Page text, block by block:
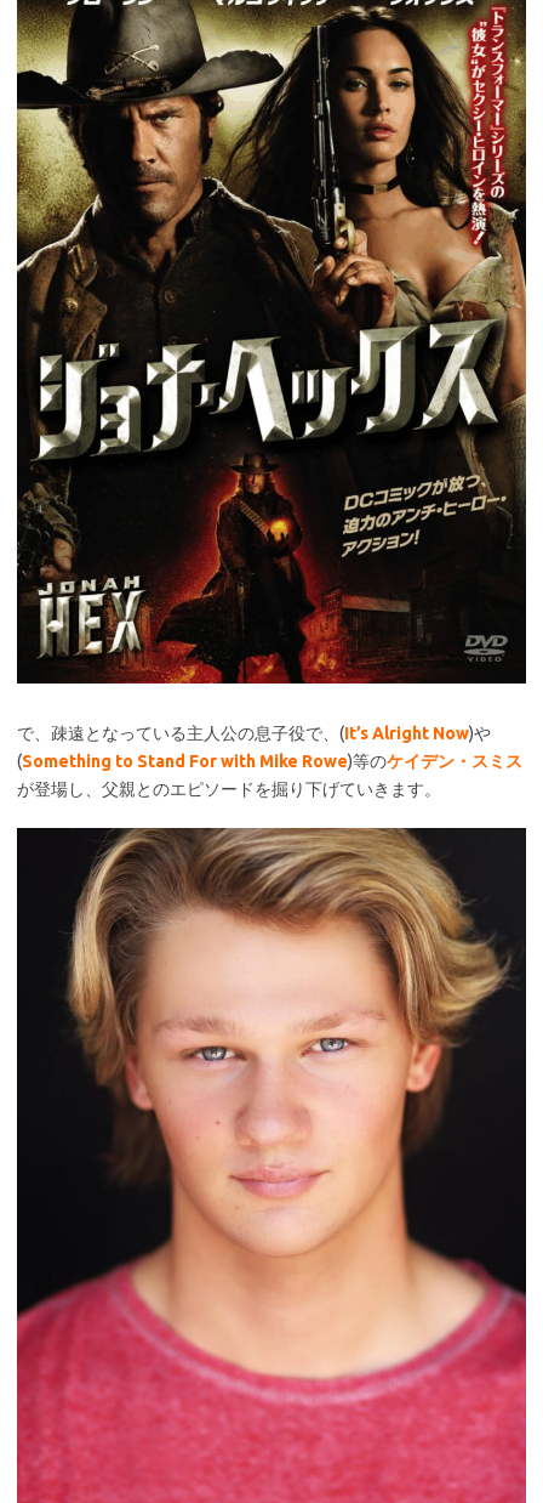
で、疎遠となっている主人公の息子役で、(It’s Alright Now)や
(Something to Stand For with Mike Rowe)等のケイデン・スミス
が登場し、父親とのエピソードを掘り下げていきます。